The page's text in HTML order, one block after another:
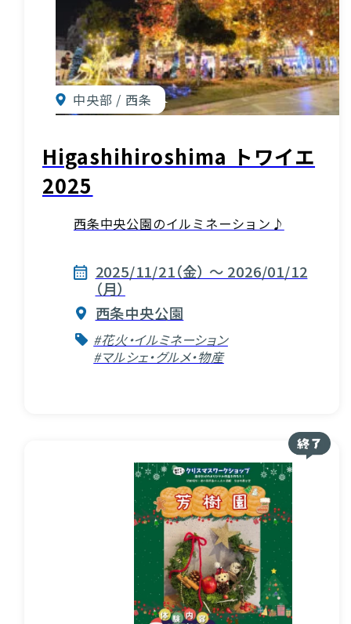
中央部 / 西条
Higashihiroshima トワイエ
2025
西条中央公園のイルミネーション♪
2025/11/21（金） ～ 2026/01/12
（月）
西条中央公園
#花火・イルミネーション
#マルシェ・グルメ・物産
その他注目コンテンツ
お役立ち情報
酒蔵営業時間
観光ガイド案内
年間イベント
よくある質問
観光マップダウンロード